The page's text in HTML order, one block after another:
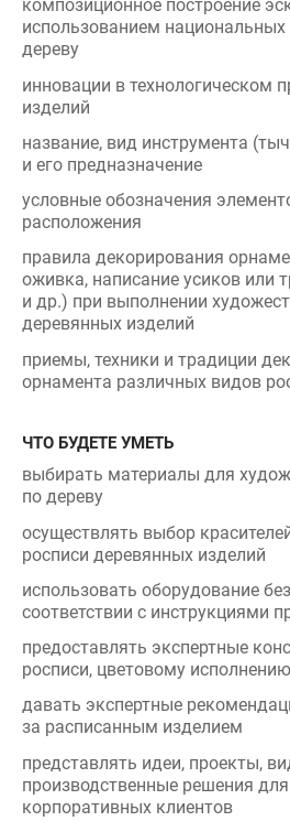
дереву
инновации в технологическом
название, вид инструмента
условные обозначения
правила декорирования
оживка, написание усиков или
и др.) при выполнении
деревянных изделий
приемы, техники и традиции
орнамента различных видов
по дереву
осуществлять выбор
росписи деревянных изделий
использовать оборудование
соответствии с инструкциями
предоставлять экспертные
росписи, цветовому исполнению
давать экспертные
за расписанным изделием
представлять идеи, проекты,
производственные решения для
корпоративных клиентов
эффективно общаться с
конфиденциальностью